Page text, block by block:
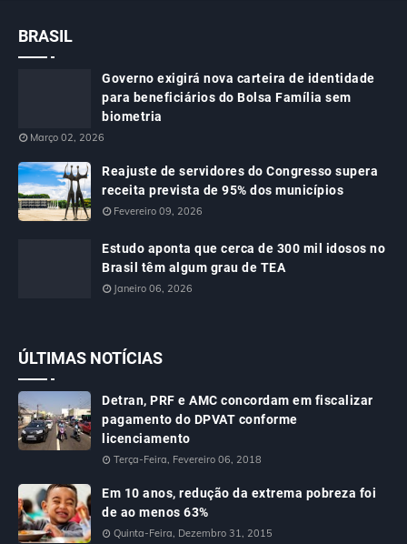
BRASIL
Governo exigirá nova carteira de identidade
para beneficiários do Bolsa Família sem
biometria
Março 02, 2026
Reajuste de servidores do Congresso supera
receita prevista de 95% dos municípios
Fevereiro 09, 2026
Estudo aponta que cerca de 300 mil idosos no
Brasil têm algum grau de TEA
Janeiro 06, 2026
ÚLTIMAS NOTÍCIAS
Detran, PRF e AMC concordam em fiscalizar
pagamento do DPVAT conforme
licenciamento
Terça-Feira, Fevereiro 06, 2018
Em 10 anos, redução da extrema pobreza foi
de ao menos 63%
Quinta-Feira, Dezembro 31, 2015